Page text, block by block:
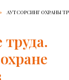
АУТСОРСИНГ ОХРАНЫ